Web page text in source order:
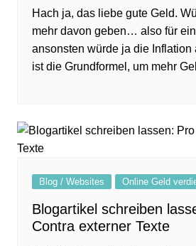
Hach ja, das liebe gute Geld.
mehr davon geben… also für
ansonsten würde ja die Inflation
ist die Grundformel, um mehr
Blog / Websites Online Geld
Blogartikel schreiben
Contra externer Texte